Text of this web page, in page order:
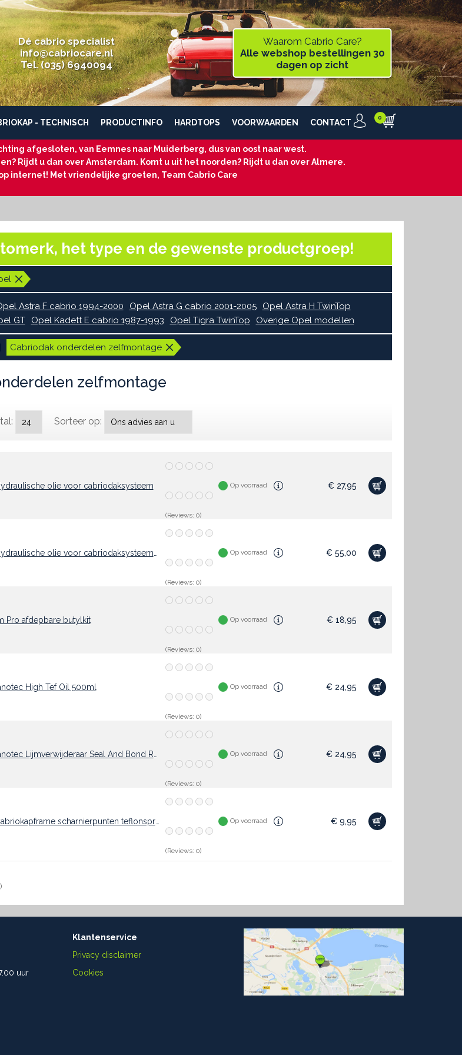
Dé cabrio specialist
info@cabriocare.nl
Tel. (035) 6940094
Waarom Cabrio Care?
Alle webshop bestellingen 30
dagen op zicht
- TECHNISCH PRODUCTINFO HARDTOPS VOORWAARDEN CONTACT
afgesloten, van Eemnes naar Muiderberg, dus van oost naar west.
Rijdt u dan over Amsterdam. Komt u uit het noorden? Rijdt u dan over Almere.
internet! Met vriendelijke groeten, Team Cabrio Care
het type en de gewenste productgroep!
Astra F cabrio 1994-2000 Opel Astra G cabrio 2001-2005
Opel Astra H TwinTop
GT Opel Kadett E cabrio 1987-1993 Opel Tigra TwinTop Overige Opel modellen
Cabriodak onderdelen zelfmontage
zelfmontage
Sorteer op:
olie voor cabriodaksysteem
(Reviews: 0)
Op voorraad €27,95
(Reviews: 0)
Op voorraad €55,00
Pro afdepbare butylkit
(Reviews: 0)
Op voorraad €18,95
High Tef Oil 500ml
(Reviews: 0)
Op voorraad €24,95
(Reviews: 0)
Op voorraad €24,95
Cabriokapframe scharnierpunten teflonspray 75ml
(Reviews: 0)
Op voorraad €9,95
uur
Klantenservice
Privacy disclaimer
Cookies